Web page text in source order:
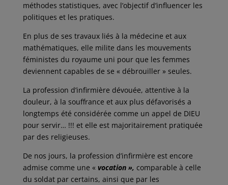
méthodes statistiques, avec l’objectif d’influencer les
politiques et les pratiques.
En plus de ses travaux liés à la médecine et aux
mathématiques, elle milite dans les mouvements
féministes du royaume uni pour que les femmes
deviennent capables de se « débrouiller » seules.
La profession d’infirmière dévouée, attentive à la
douleur, à la souffrance et aux plus défavorisés a
longtemps été considérée comme un appel de DIEU
pour servir… !!! et elle est majoritairement pratiquée
par des religieuses.
De nos jours, la profession d’infirmière est encore
admise comme une « vocation », comparable à celle
du soldat par certains, ainsi que par les